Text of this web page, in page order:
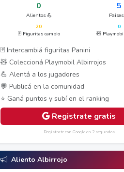
0
Alientos 💪
5
20
🃏 Figuritas cambio
0
🧸
🃏 Intercambiá figuritas Panini
🧸 Coleccioná Playmobil Albirrojos
💪 Alentá a los jugadores
💬 Publicá en la comunidad
⭐ Ganá puntos y subí en el ranking
Registrate gratis
Registrate con Google en 2 segundos
Aliento Albirrojo